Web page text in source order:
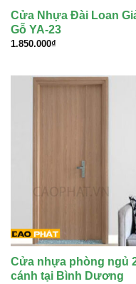
Cửa Nhựa Đài Loan
Gỗ YA-23
1.850.000₫
Cửa nhựa phòng ngủ
cánh tại Bình Dương